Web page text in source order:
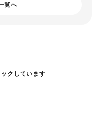
覧へ
クしています